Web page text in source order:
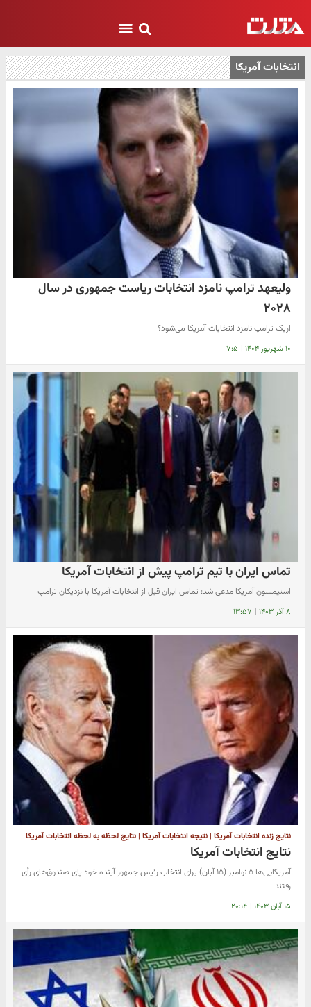
انتخابات آمریکا
ولیعهد ترامپ نامزد انتخابات ریاست ‌جمهوری در سال
۲۰۲۸
اریک ترامپ نامزد انتخابات آمریکا می‌شود؟
۱۰ شهریور ۱۴۰۴ | ۷:۵
تماس ایران با تیم ترامپ پیش از انتخابات آمریکا
استیمسون آمریکا مدعی شد: تماس ایران قبل از انتخابات آمریکا با نزدیکان ترامپ
۸ آذر ۱۴۰۳ | ۱۳:۵۷
نتایج زنده انتخابات آمریکا | نتیجه انتخابات آمریکا | نتایج لحظه به لحظه انتخابات آمریکا
نتایج انتخابات آمریکا
آمریکایی‌ها ۵ نوامبر (۱۵ آبان) برای انتخاب رئیس جمهور آینده خود پای صندوق‌های رأی
رفتند
۱۵ آبان ۱۴۰۳ | ۲۰:۱۴